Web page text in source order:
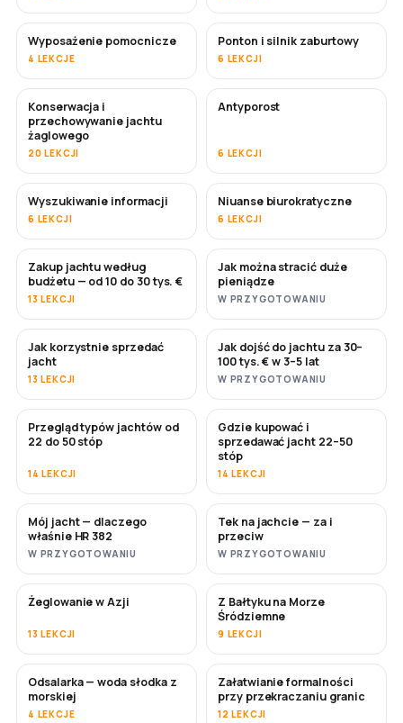
Wyposażenie pomocnicze
4 LEKCJE
Ponton i silnik zaburtowy
6 LEKCJI
Konserwacja i
przechowywanie jachtu
żaglowego
20 LEKCJI
WKRÓTCE
Antyporost
6 LEKCJI
Wyszukiwanie informacji
6 LEKCJI
Niuanse biurokratyczne
6 LEKCJI
WKRÓTCE
Zakup jachtu według
budżetu — od 10 do 30 tys. €
13 LEKCJI
WKRÓTCE
Jak można stracić duże
pieniądze
W PRZYGOTOWANIU
NOWE
Jak korzystnie sprzedać
jacht
13 LEKCJI
NOWE
Jak dojść do jachtu za 30–
100 tys. € w 3–5 lat
W PRZYGOTOWANIU
WKRÓTCE
Przegląd typów jachtów od
22 do 50 stóp
14 LEKCJI
WKRÓTCE
Gdzie kupować i
sprzedawać jacht 22–50
stóp
14 LEKCJI
WKRÓTCE
Mój jacht — dlaczego
właśnie HR 382
W PRZYGOTOWANIU
WKRÓTCE
Tek na jachcie — za i
przeciw
W PRZYGOTOWANIU
WKRÓTCE
Żeglowanie w Azji
13 LEKCJI
WKRÓTCE
Z Bałtyku na Morze
Śródziemne
9 LEKCJI
WKRÓTCE
Odsalarka — woda słodka z
morskiej
4 LEKCJE
Załatwianie formalności
przy przekraczaniu granic
12 LEKCJI